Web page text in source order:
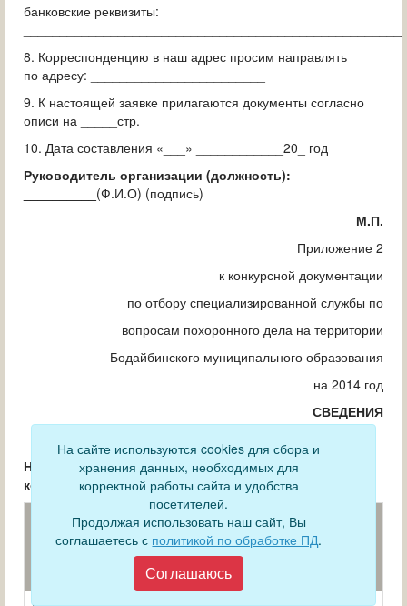
банковские реквизиты:
8. Корреспонденцию в наш адрес просим направлять
по адресу: ________________________
9. К настоящей заявке прилагаются документы согласно
описи на _____стр.
10. Дата составления «___» ____________20_ год
Руководитель организации (должность):
(Ф.И.О) (подпись)
М.П.
Приложение 2
к конкурсной документации
по отбору специализированной службы по
вопросам похоронного дела на территории
Бодайбинского муниципального образования
на 2014 год
СВЕДЕНИЯ
Наименование участника
конкурса___________________________________
Наименование
показателя
Данные участника
конкурса (краткая
характеристика, право
владения/пользования)
На сайте используются cookies для сбора и
хранения данных, необходимых для
корректной работы сайта и удобства
посетителей.
Продолжая использовать наш сайт, Вы
соглашаетесь с политикой по обработке ПД.
Соглашаюсь